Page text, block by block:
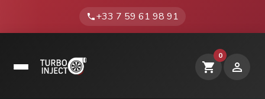
phone+33 7 59 61 98 91
shopping_cart
0
